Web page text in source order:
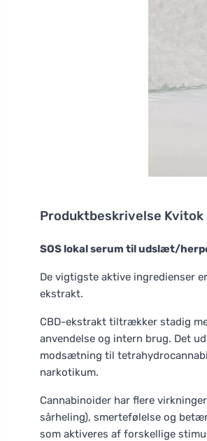
Produktbeskrivelse Kvitok
SOS lokal serum til udslæt/
De vigtigste aktive ingredienser
ekstrakt.
CBD-ekstrakt tiltrækker stadig
anvendelse og intern brug. Det
modsætning til
narkotikum.
Cannabinoider har flere
sårheling), smertefølelse og
som aktiveres af forskellige